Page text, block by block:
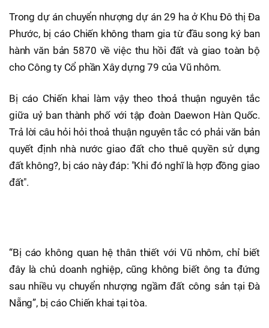
Trong dự án chuyển nhượng dự án 29 ha ở Khu Đô thị Đa
Phước, bị cáo Chiến không tham gia từ đầu song ký ban
hành văn bản 5870 về việc thu hồi đất và giao toàn bộ
cho Công ty Cổ phần Xây dựng 79 của Vũ nhôm.
Bị cáo Chiến khai làm vậy theo thoả thuận nguyên tắc
giữa uỷ ban thành phố với tập đoàn Daewon Hàn Quốc.
Trả lời câu hỏi hỏi thoả thuận nguyên tắc có phải văn bản
quyết định nhà nước giao đất cho thuê quyền sử dụng
đất không?, bị cáo này đáp: "Khi đó nghĩ là hợp đồng giao
đất".
“Bị cáo không quan hệ thân thiết với Vũ nhôm, chỉ biết
đây là chủ doanh nghiệp, cũng không biết ông ta đứng
sau nhiều vụ chuyển nhượng ngầm đất công sản tại Đà
Nẵng”, bị cáo Chiến khai tại tòa.